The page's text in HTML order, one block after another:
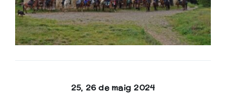
25, 26 de maig 2024